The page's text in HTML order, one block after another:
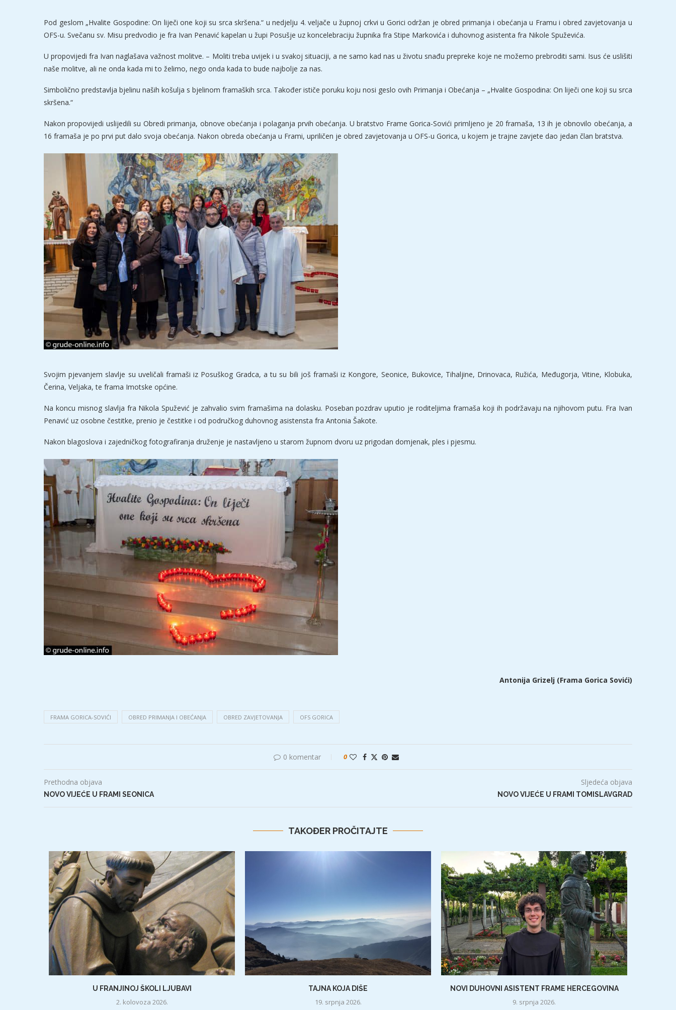
Pod geslom „Hvalite Gospodine: On liječi one koji su srca skršena.“ u nedjelju 4. veljače u župnoj crkvi u Gorici održan je obred primanja i obećanja u Framu i obred zavjetovanja u
OFS-u. Svečanu sv. Misu predvodio je fra Ivan Penavić kapelan u župi Posušje uz koncelebraciju župnika fra Stipe Markovića i duhovnog asistenta fra Nikole Spuževića.
U propovijedi fra Ivan naglašava važnost molitve. – Moliti treba uvijek i u svakoj situaciji, a ne samo kad nas u životu snađu prepreke koje ne možemo prebroditi sami. Isus će uslišiti
naše molitve, ali ne onda kada mi to želimo, nego onda kada to bude najbolje za nas.
Simbolično predstavlja bjelinu naših košulja s bjelinom framaških srca. Također ističe poruku koju nosi geslo ovih Primanja i Obećanja – „Hvalite Gospodina: On liječi one koji su srca
skršena.“
Nakon propovijedi uslijedili su Obredi primanja, obnove obećanja i polaganja prvih obećanja. U bratstvo Frame Gorica-Sovići primljeno je 20 framaša, 13 ih je obnovilo obećanja, a
16 framaša je po prvi put dalo svoja obećanja. Nakon obreda obećanja u Frami, upriličen je obred zavjetovanja u OFS-u Gorica, u kojem je trajne zavjete dao jedan član bratstva.
Svojim pjevanjem slavlje su uveličali framaši iz Posuškog Gradca, a tu su bili još framaši iz Kongore, Seonice, Bukovice, Tihaljine, Drinovaca, Ružića, Međugorja, Vitine, Klobuka,
Čerina, Veljaka, te frama Imotske općine.
Na koncu misnog slavlja fra Nikola Spužević je zahvalio svim framašima na dolasku. Poseban pozdrav uputio je roditeljima framaša koji ih podržavaju na njihovom putu. Fra Ivan
Penavić uz osobne čestitke, prenio je čestitke i od područkog duhovnog asistensta fra Antonia Šakote.
Nakon blagoslova i zajedničkog fotografiranja druženje je nastavljeno u starom župnom dvoru uz prigodan domjenak, ples i pjesmu.
Antonija Grizelj (Frama Gorica Sovići)
FRAMA GORICA-SOVIĆI OBRED PRIMANJA I OBEĆANJA OBRED ZAVJETOVANJA OFS GORICA
0 komentar 0
Prethodna objava
NOVO VIJEĆE U FRAMI SEONICA
Sljedeća objava
NOVO VIJEĆE U FRAMI TOMISLAVGRAD
TAKOĐER PROČITAJTE
U FRANJINOJ ŠKOLI LJUBAVI
2. kolovoza 2026.
TAJNA KOJA DIŠE
19. srpnja 2026.
NOVI DUHOVNI ASISTENT FRAME HERCEGOVINA
9. srpnja 2026.